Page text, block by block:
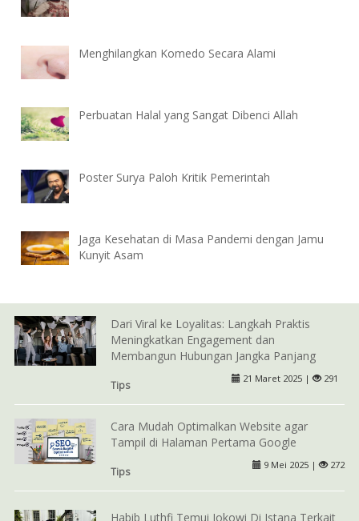
Menghilangkan Komedo Secara Alami
Perbuatan Halal yang Sangat Dibenci Allah
Poster Surya Paloh Kritik Pemerintah
Jaga Kesehatan di Masa Pandemi dengan Jamu
Kunyit Asam
Dari Viral ke Loyalitas: Langkah Praktis
Meningkatkan Engagement dan
Membangun Hubungan Jangka Panjang
Tips
21 Maret 2025 | 291
Cara Mudah Optimalkan Website agar
Tampil di Halaman Pertama Google
Tips
9 Mei 2025 | 272
Habib Luthfi Temui Jokowi Di Istana Terkait